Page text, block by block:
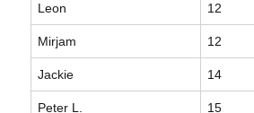
Leon 12
Mirjam 12
Jackie 14
Peter L. 15